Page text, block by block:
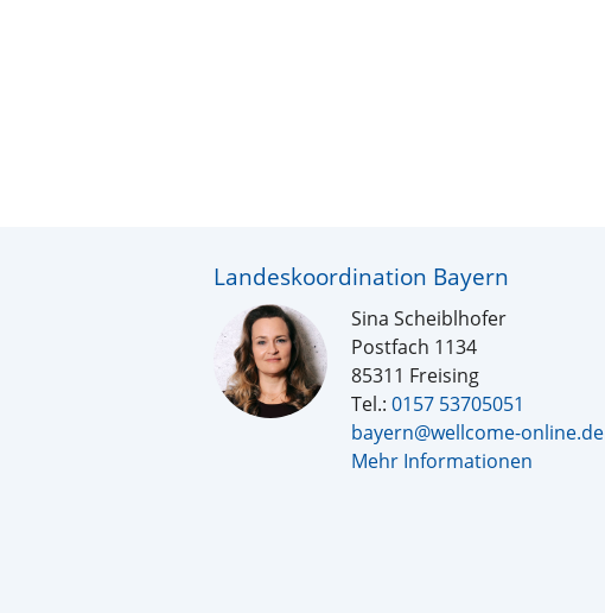
Landeskoordination Bayern
Sina Scheiblhofer
Postfach 1134
85311 Freising
Tel.:0157 53705051
bayern@wellcome-online.de
Mehr Informationen